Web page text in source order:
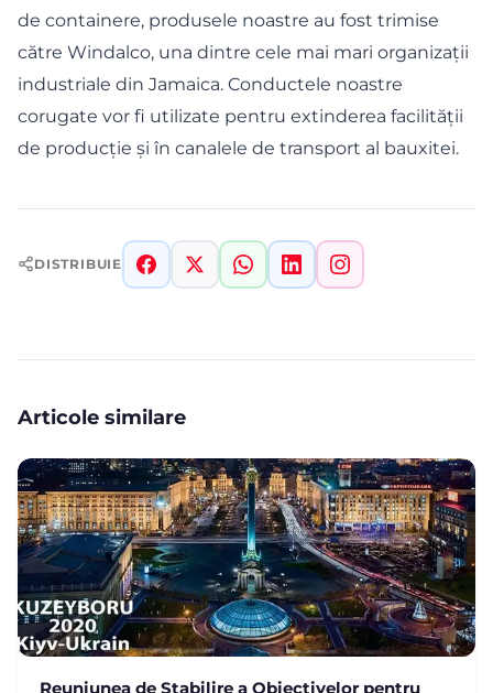
de containere, produsele noastre au fost trimise
către Windalco, una dintre cele mai mari organizații
industriale din Jamaica. Conductele noastre
corugate vor fi utilizate pentru extinderea facilității
de producție și în canalele de transport al bauxitei.
DISTRIBUIE
Articole similare
Reuniunea de Stabilire a Obiectivelor pentru